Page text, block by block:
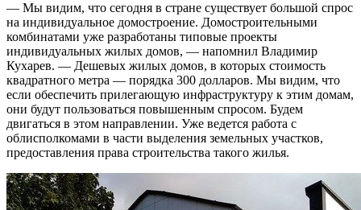
— Мы видим, что сегодня в стране существует большой спрос
на индивидуальное домостроение. Домостроительными
комбинатами уже разработаны типовые проекты
индивидуальных жилых домов, — напомнил Владимир
Кухарев. — Дешевых жилых домов, в которых стоимость
квадратного метра — порядка 300 долларов. Мы видим, что
если обеспечить прилегающую инфраструктуру к этим домам,
они будут пользоваться повышенным спросом. Будем
двигаться в этом направлении. Уже ведется работа с
облисполкомами в части выделения земельных участков,
предоставления права строительства такого жилья.